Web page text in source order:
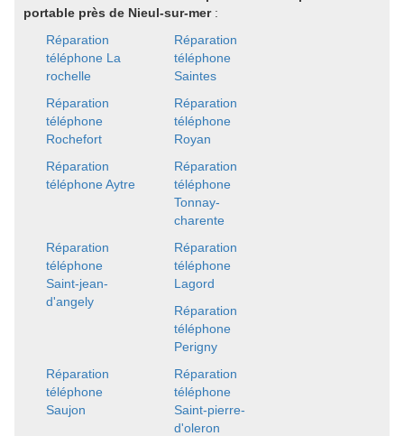
portable près de Nieul-sur-mer:
Réparation
téléphone La
rochelle
Réparation
téléphone
Saintes
Réparation
téléphone
Rochefort
Réparation
téléphone
Royan
Réparation
téléphone Aytre
Réparation
téléphone
Tonnay-
charente
Réparation
téléphone
Saint-jean-
d'angely
Réparation
téléphone
Lagord
Réparation
téléphone
Perigny
Réparation
téléphone
Saujon
Réparation
téléphone
Saint-pierre-
d'oleron